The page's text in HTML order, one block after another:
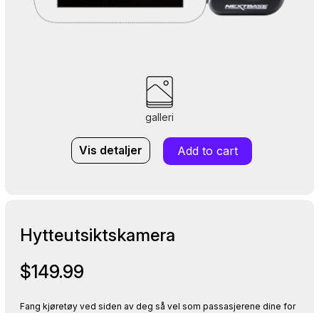
galleri
Vis detaljer Add to cart
Hytteutsiktskamera
$149.99
Fang kjøretøy ved siden av deg så vel som passasjerene dine for